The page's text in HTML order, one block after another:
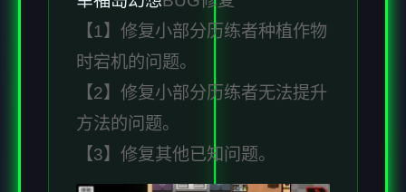
【1】修复小部分历练者种植作物
时宕机的问题。
【2】修复小部分历练者无法提升
方法的问题。
【3】修复其他已知问题。